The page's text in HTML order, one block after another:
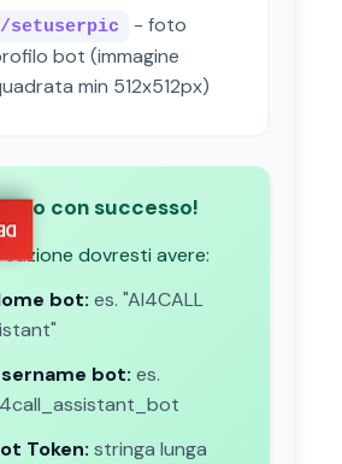
/setuserpic
- foto
bot (immagine
min 512x512px)
con successo!
dovresti avere:
bot: es. "AI4CALL
bot: es.
Token: stringa lunga